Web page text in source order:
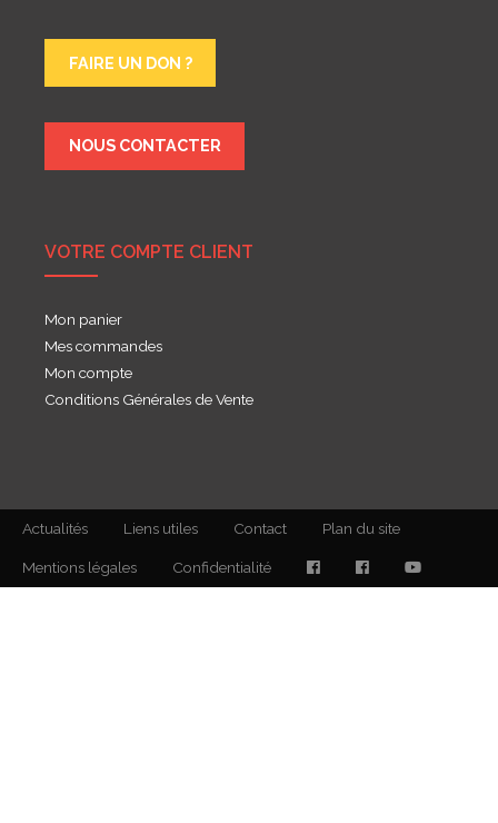
FAIRE UN DON ?
NOUS CONTACTER
VOTRE COMPTE CLIENT
Mon panier
Mes commandes
Mon compte
Conditions Générales de Vente
Actualités Liens utiles Contact Plan du site
Mentions légales Confidentialité